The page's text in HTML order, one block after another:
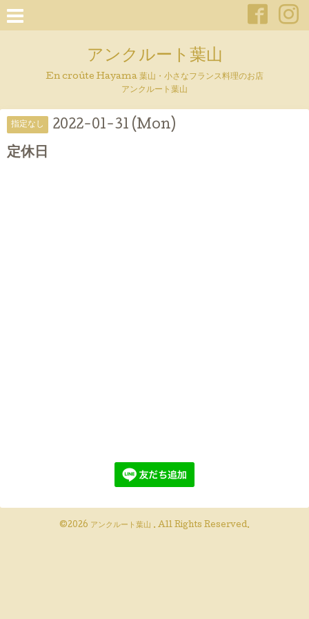
アンクルート葉山
En croûte Hayama 葉山・小さなフランス料理のお店
アンクルート葉山
指定なし 2022-01-31 (Mon)
定休日
©2026 アンクルート葉山 . All Rights Reserved.